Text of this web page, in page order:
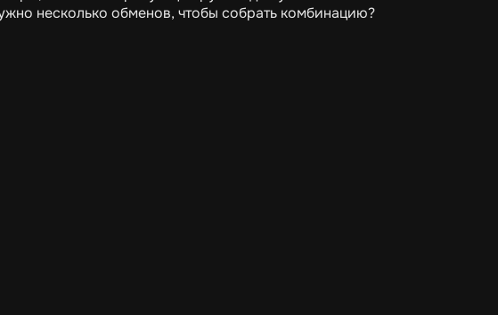
несколько обменов, чтобы собрать комбинацию?